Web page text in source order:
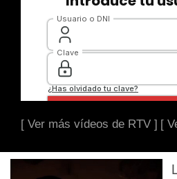
[ Ver más vídeos de RTV ] [